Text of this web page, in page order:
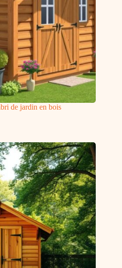
de jardin en bois